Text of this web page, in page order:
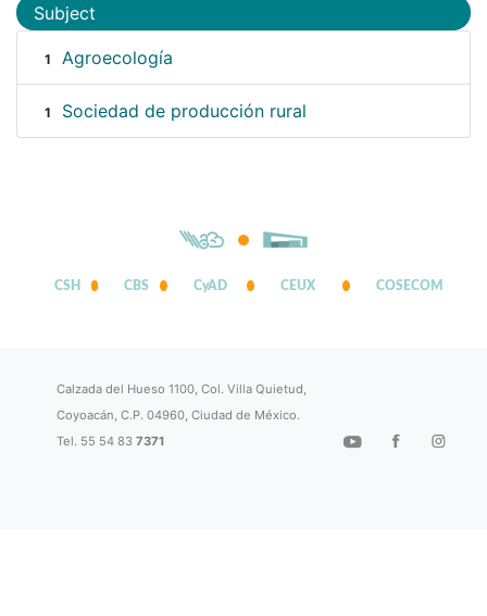
Subject
1 Agroecología
1 Sociedad de producción rural
CSH CBS CyAD CEUX COSECOM
Calzada del Hueso 1100, Col. Villa Quietud,
Coyoacán, C.P. 04960, Ciudad de México.
Tel. 55 54 837371